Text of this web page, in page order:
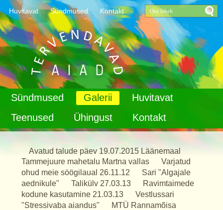
Huvitavat Sündmused Kontakt
Sari "Targad talutööd linnaaias"
Sündmused Galerii
Huvitavat
Teenused
Ühingust Kontakt
Avatud talude päev 19.07.2015 Läänemaal
Tammejuure mahetalu Martna vallas
Varjatud
ohud meie söögilaual 26.11.12
Sari "Algajale
aednikule"
Talikülv 27.03.13
Ravimtaimede
kodune kasutamine 21.03.13
Vestlussari
"Stressivaba aiandus"
MTÜ Rannamõisa